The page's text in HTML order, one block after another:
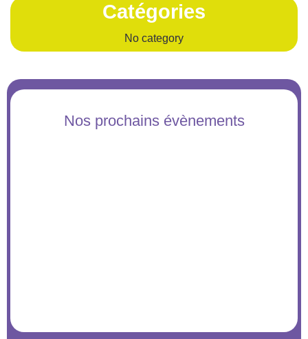
Catégories
No category
Nos prochains évènements